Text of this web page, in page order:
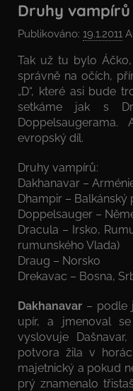
Druhy vampírů
Publikováno: 19.1.2011
Tak už tu bylo
správně na očích,
„D“, které asi bude
setkáme jak s
evropský díl.
Druhy vampírů:
Dakhanavar –
Dhampir –
Doppelsauger –
Dracula – Irsko,
rumunského Vlada)
Draug – Norsko
Drekavac – Bosna,
Dakhanavar – podle
upír, a jmenoval
vyslovuje
potvora žila v
majetnický a pokud
prý znamenalo